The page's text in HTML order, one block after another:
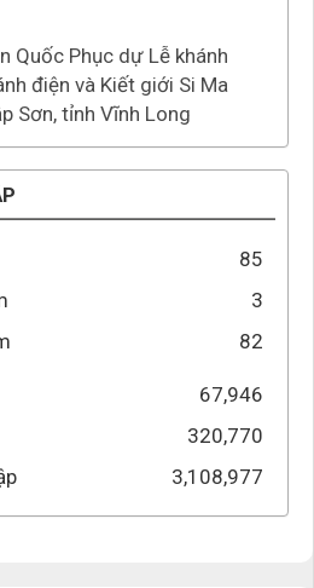
Quốc Phục dự Lễ khánh
điện và Kiết giới Si Ma
Sơn, tỉnh Vĩnh Long
85
3
82
67,946
320,770
3,108,977